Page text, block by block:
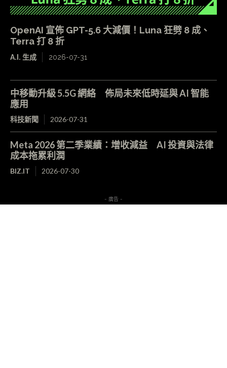
OpenAI 宣佈 GPT-5.6 大減價！Luna 狂劈 8 成、
Terra 打 8 折
A.I. 生成 2026-07-31
中移動升級 5.5G 網絡 佈局未來低時延與 AI 智能
應用
科技新聞 2026-07-31
Meta 2026 第二季業績：增收減益 AI 投資與法律
成本拖累利潤
BIZ.IT 2026-07-30
- 廣告 -